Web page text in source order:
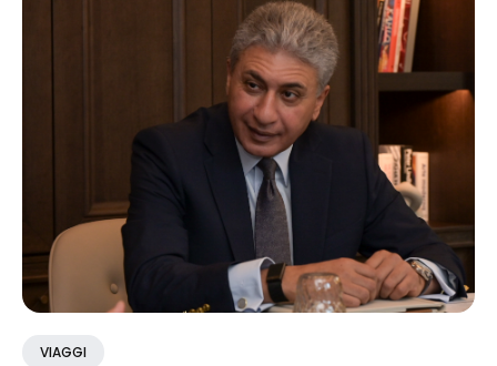
VIAGGI